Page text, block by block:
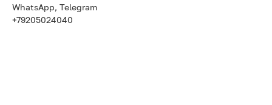
WhatsApp, Telegram
+79205024040